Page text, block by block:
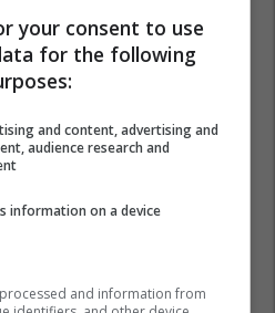
don me rrnu n’deti?
mund t’ju sjellin një
B Creative rrit ndikimin e
tuaj online
your consent to use
for the following
and content, advertising and
audience research and
information on a device
and information from